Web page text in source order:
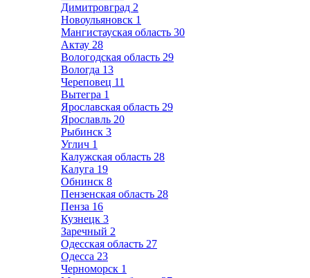
Димитровград 2
Новоульяновск 1
Мангистауская область 30
Актау 28
Вологодская область 29
Вологда 13
Череповец 11
Вытегра 1
Ярославская область 29
Ярославль 20
Рыбинск 3
Углич 1
Калужская область 28
Калуга 19
Обнинск 8
Пензенская область 28
Пенза 16
Кузнецк 3
Заречный 2
Одесская область 27
Одесса 23
Черноморск 1